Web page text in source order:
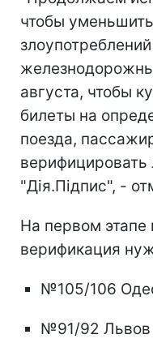
чтобы
августа, чтобы
билеты на
поезда,
верифицировать
"Дія.Підпис", -
На первом этапе
верификация
№105/106
№91/92 Львов